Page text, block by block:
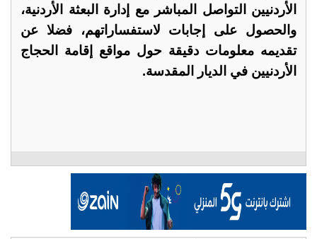
الأردنيين التواصل المباشر مع إدارة البعثة الأردنية،
والحصول على إجابات لاستفساراتهم، فضلا عن
تقديمه معلومات دقيقة حول مواقع إقامة الحجاج
الأردنيين في الديار المقدسة.